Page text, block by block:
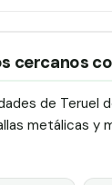
cercanos
de Teruel
metálicas y